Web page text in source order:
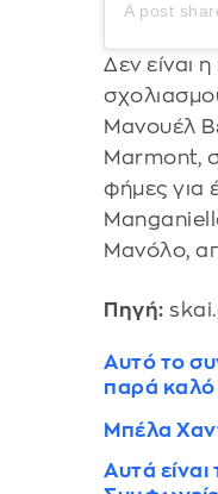
A post
Δεν είναι
Μανουέλ
Marmont,
φήμες για
Μανόλο,
Πηγή:
Αυτό το
παρά καλό
Μπέλα
Αυτά